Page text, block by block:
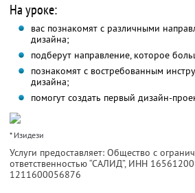
На уроке:
вас познакомят с различными
дизайна;
подберут направление, которое
познакомят с востребованным
дизайна;
помогут создать первый дизайн-
* Изидези
Услуги предоставляет: Общество с
ответственностью “САЛИД”, ИНН
1211600056876